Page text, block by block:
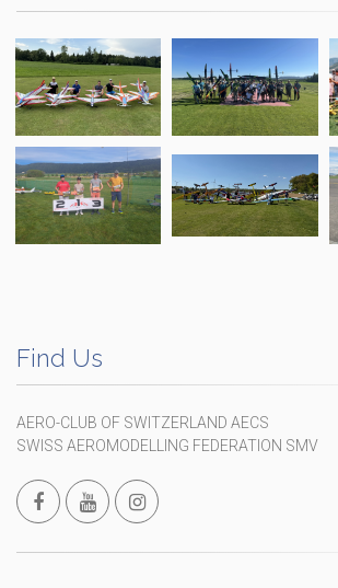
Find Us
AERO-CLUB OF SWITZERLAND AECS
SWISS AEROMODELLING FEDERATION SMV